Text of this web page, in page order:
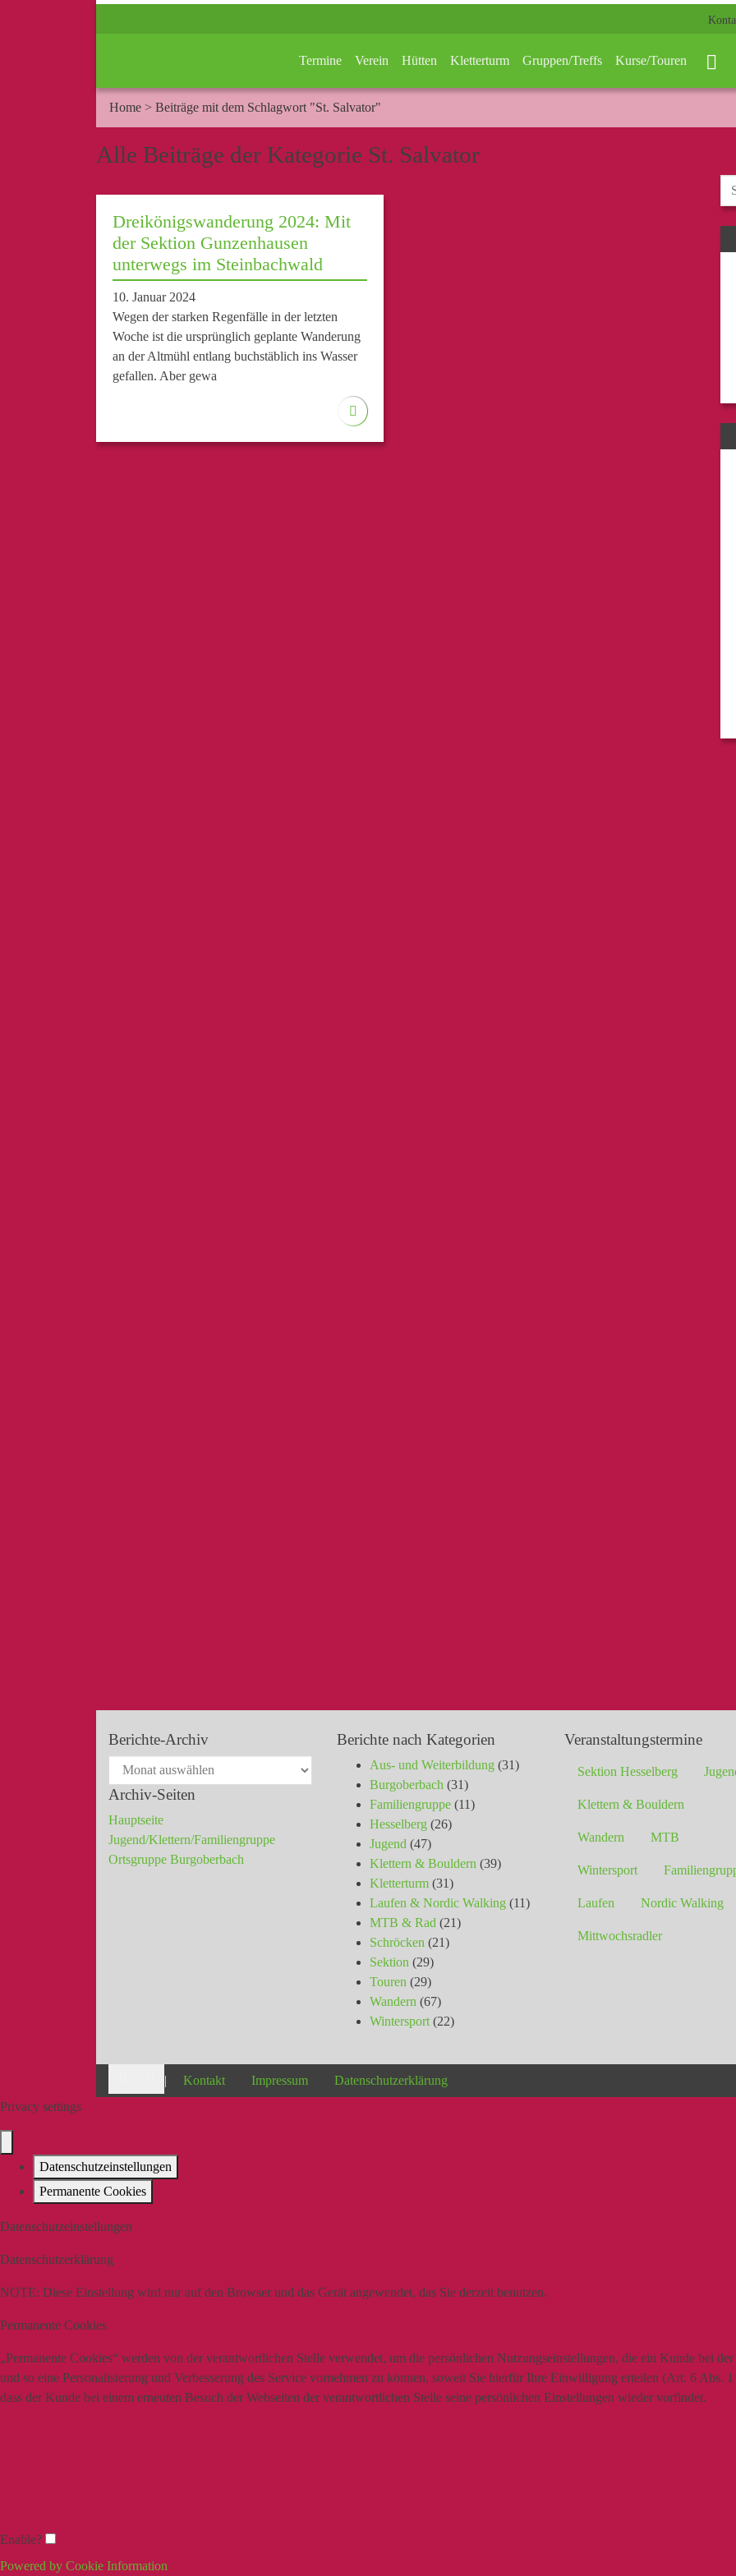
Termine Verein Hütten Kletterturm Gruppen/Treffs Kurse/Touren
Home > Beiträge mit dem Schlagwort "St. Salvator"
Alle Beiträge der Kategorie St. Salvator
Dreikönigswanderung 2024: Mit
der Sektion Gunzenhausen
unterwegs im Steinbachwald
10. Januar 2024
Wegen der starken Regenfälle in der letzten
Woche ist die ursprünglich geplante Wanderung
an der Altmühl entlang buchstäblich ins Wasser
gefallen. Aber gewa
Berichte-Archiv
Archiv-Seiten
Hauptseite
Jugend/Klettern/Familiengruppe
Ortsgruppe Burgoberbach
Berichte nach Kategorien
Aus- und Weiterbildung(31)
Burgoberbach (31)
Familiengruppe(11)
Hesselberg(26)
Jugend (47)
Klettern & Bouldern (39)
Kletterturm(31)
Laufen & Nordic Walking(11)
MTB & Rad (21)
Schröcken (21)
Sektion (29)
Touren (29)
Wandern (67)
Wintersport(22)
Veranstaltungstermine
Sektion Hesselberg
Klettern & Bouldern
Wandern MTB
Wintersport
Laufen Nordic Walking
Mittwochsradler
| Kontakt Impressum
Datenschutzerklärung
Privacy settings
Datenschutzeinstellungen
Permanente Cookies
Datenschutzeinstellungen
Datenschutzerklärung
NOTE: Diese Einstellung wird nur auf den Browser und das Gerät angewendet, das Sie derzeit benutzen.
Permanente Cookies
„Permanente Cookies“ werden von der verantwortlichen Stelle verwendet, um die persönlichen Nutzungseinstellungen, die ein Kunde bei
und so eine Personalisierung und Verbesserung des Service vornehmen zu können, soweit Sie hierfür Ihre Einwilligung erteilen (Art. 6
dass der Kunde bei einem erneuten Besuch der Webseiten der verantwortlichen Stelle seine persönlichen Einstellungen wieder vorfindet.
Enable?
Powered by Cookie Information